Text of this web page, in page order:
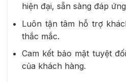
hiện đại, sẵn sàng đáp
Luôn tận tâm hỗ trợ
thắc mắc.
Cam kết bảo mật tuyệt
của khách hàng.